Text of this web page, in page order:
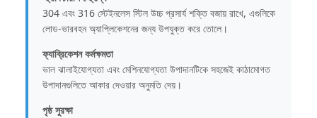
304 এবং 316 স্টেইনলেস স্টিল উচ্চ প্রসার্য শক্তি বজায় রাখে, এগুলিকে
লোড-ভারবহন অ্যাপ্লিকেশনের জন্য উপযুক্ত করে তোলে।
ফ্যাব্রিকেশন কর্মক্ষমতা
ভাল ঝালাইযোগ্যতা এবং মেশিনযোগ্যতা উপাদানটিকে সহজেই কাঠামোগত
উপাদানগুলিতে আকার দেওয়ার অনুমতি দেয়।
পৃষ্ঠ সুরক্ষা